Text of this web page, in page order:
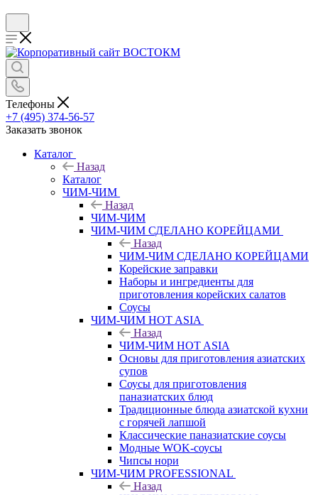
Телефоны
+7 (495) 374-56-57
Заказать звонок
Каталог
Назад
Каталог
ЧИМ-ЧИМ
Назад
ЧИМ-ЧИМ
ЧИМ-ЧИМ СДЕЛАНО КОРЕЙЦАМИ
Назад
ЧИМ-ЧИМ СДЕЛАНО КОРЕЙЦАМИ
Корейские заправки
Наборы и ингредиенты для
приготовления корейских салатов
Соусы
ЧИМ-ЧИМ HOT ASIA
Назад
ЧИМ-ЧИМ HOT ASIA
Основы для приготовления азиатских
супов
Соусы для приготовления
паназиатских блюд
Традиционные блюда азиатской кухни
с горячей лапшой
Классические паназиатские соусы
Модные WOK-соусы
Чипсы нори
ЧИМ-ЧИМ PROFESSIONAL
Назад